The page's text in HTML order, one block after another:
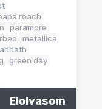
roach
paramore
metallica
green day
Elolvasom